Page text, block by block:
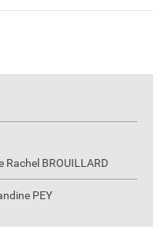
Rachel BROUILLARD
PEY